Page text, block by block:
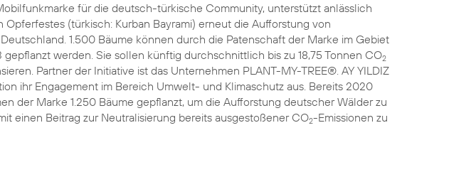
für die deutsch-türkische Community, unterstützt anlässlich
Opferfestes (türkisch: Kurban Bayrami) erneut die Aufforstung von
1.500 Bäume können durch die Patenschaft der Marke im Gebiet
gepflanzt werden. Sie sollen künftig durchschnittlich bis zu 18,75 Tonnen CO2
Partner der Initiative ist das Unternehmen PLANT-MY-TREE®. AY YILDIZ
ihr Engagement im Bereich Umwelt- und Klimaschutz aus. Bereits 2020
der Marke 1.250 Bäume gepflanzt, um die Aufforstung deutscher Wälder zu
einen Beitrag zur Neutralisierung bereits ausgestoßener CO2-Emissionen zu